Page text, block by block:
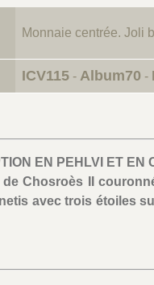
Monnaie centrée. Joli
ICV115 - Album70 -
EN PEHLVI ET EN
de Chosroès II
avec trois étoiles